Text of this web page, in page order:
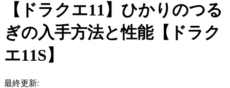
【ドラクエ11】ひかりのつる
ぎの入手方法と性能【ドラク
エ11S】
最終更新: